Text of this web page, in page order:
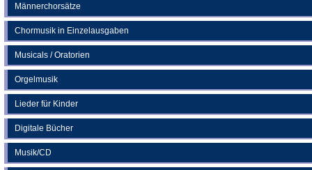
Männerchorsätze
Chormusik in Einzelausgaben
Musicals / Oratorien
Orgelmusik
Lieder für Kinder
Digitale Bücher
Musik/CD